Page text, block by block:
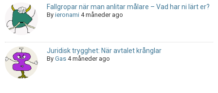
Fallgropar när man anlitar målare – Vad har ni lärt er?
By ieronami 4 måneder ago
Juridisk trygghet: När avtalet krånglar
By Gas 4 måneder ago